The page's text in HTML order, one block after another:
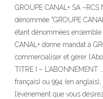
GROUPE CANAL+ SA
dénommée "GROUPE
étant dénommées ensemble
CANAL+ donne mandat à
commercialiser et gérer
TITRE I – L’ABONNEMENT
français) ou 994 (en
l’événement que vous